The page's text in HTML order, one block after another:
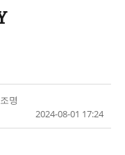
명
2024-08-01 17:24